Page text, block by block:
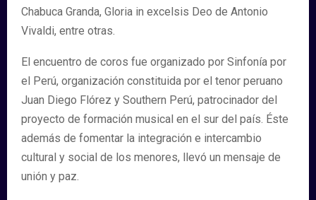
Chabuca Granda, Gloria in excelsis Deo de Antonio
Vivaldi, entre otras.
El encuentro de coros fue organizado por Sinfonía por
el Perú, organización constituida por el tenor peruano
Juan Diego Flórez y Southern Perú, patrocinador del
proyecto de formación musical en el sur del país. Éste
además de fomentar la integración e intercambio
cultural y social de los menores, llevó un mensaje de
unión y paz.